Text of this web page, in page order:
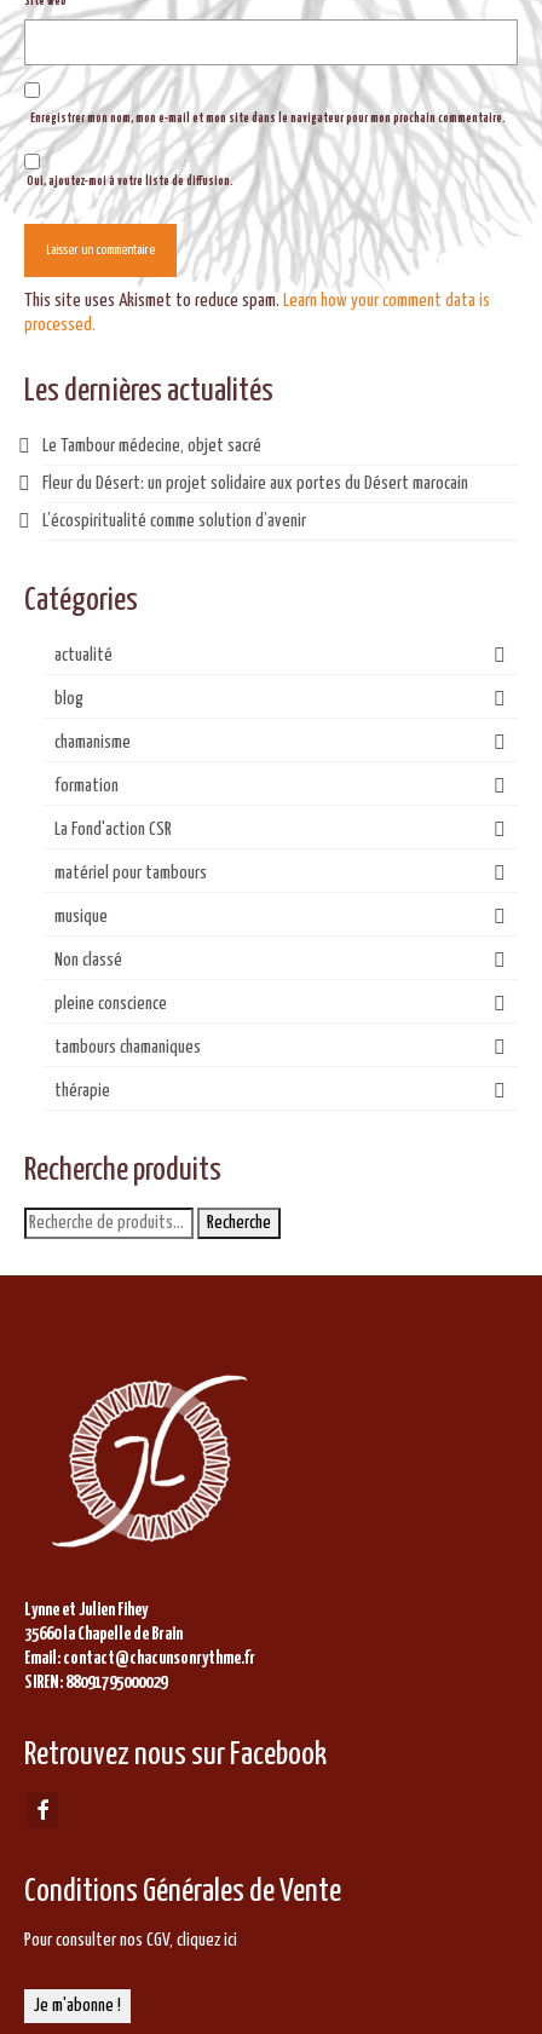
Enregistrer mon nom, mon e-mail et mon site dans le navigateur pour mon prochain commentaire.
Oui, ajoutez-moi à votre liste de diffusion.
This site uses Akismet to reduce spam. Learn how your comment data is
processed.
Les dernières actualités
Le Tambour médecine, objet sacré
Fleur du Désert: un projet solidaire aux portes du Désert marocain
L’écospiritualité comme solution d’avenir
Catégories
actualité
blog
chamanisme
formation
La Fond'action CSR
matériel pour tambours
musique
Non classé
pleine conscience
tambours chamaniques
thérapie
Recherche produits
Recherche
pour :
Recherche
Lynne et Julien Fihey
35660 la Chapelle de Brain
Email: contact@chacunsonrythme.fr
SIREN: 88091795000029
Retrouvez nous sur Facebook
Conditions Générales de Vente
Pour consulter nos CGV, cliquez ici